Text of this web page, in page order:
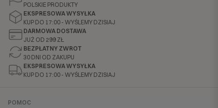
POLSKIE PRODUKTY
EKSPRESOWA WYSYŁKA
KUP DO 17:00 - WYŚLEMY DZISIAJ
DARMOWA DOSTAWA
JUŻ OD 299 ZŁ
BEZPŁATNY ZWROT
30 DNI OD ZAKUPU
EKSPRESOWA WYSYŁKA
KUP DO 17:00 - WYŚLEMY DZISIAJ
POMOC